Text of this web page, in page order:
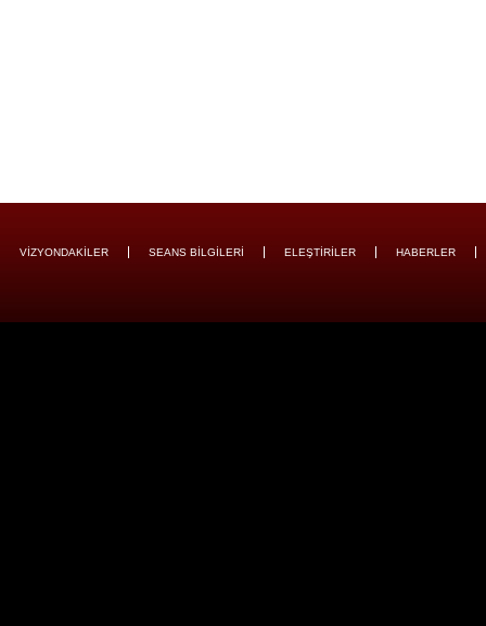
VİZYONDAKİLER SEANS BİLGİLERİ ELEŞTİRİLER HABERLER